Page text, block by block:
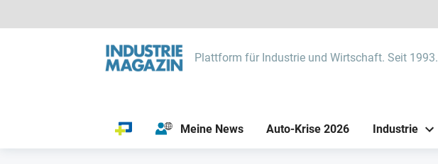
Plattform für Industrie und Wirtschaft. Seit 1993.
Meine News Auto-Krise 2026 Industrie